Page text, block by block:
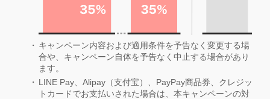
キャンペーン内容および適用条件を予告なく変更する場
合や、キャンペーン自体を予告なく中止する場合があり
ます。
LINE Pay、Alipay（支付宝）、PayPay商品券、クレジッ
トカードでお支払いされた場合は、本キャンペーンの対